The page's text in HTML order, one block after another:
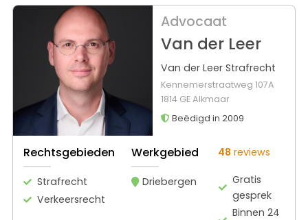
Advocaat
Van der Leer
Van der Leer Strafrecht
Kennemerstraatweg 107A
1814 GE Alkmaar
Beëdigd in 2009
Rechtsgebieden
Strafrecht
Verkeersrecht
Werkgebied
Driebergen
48 reviews
Gratis
gesprek
Binnen 24